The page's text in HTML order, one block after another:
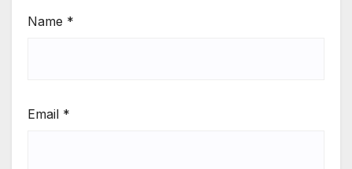
Name *
Email *